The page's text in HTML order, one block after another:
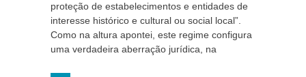
proteção de estabelecimentos e entidades de
interesse histórico e cultural ou social local”.
Como na altura apontei, este regime configura
uma verdadeira aberração jurídica, na